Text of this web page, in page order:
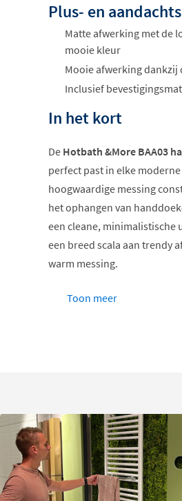
Plus- en
Matte afwerking met de
mooie kleur
Mooie afwerking dankzij
Inclusief
In het kort
De Hotbath &More BAA03
perfect past in elke
hoogwaardige messing
het ophangen van
een cleane, minimalistische
een breed scala aan trendy
warm messing.
Robuust messing
De verdekte montagevan
een rustige, opgeruimde
bevestigingspunten
komen. Dit maakt het
Toon meer